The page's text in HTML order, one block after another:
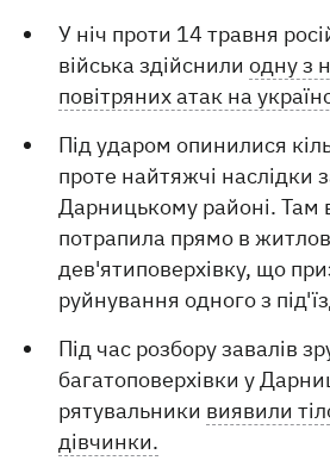
У ніч проти 14 травня
війська здійснилиодну з
повітряних атак на
Під ударом опинилися
проте найтяжчі наслідки
Дарницькому районі. Там
потрапила прямо в
дев'ятиповерхівку, що
руйнування одного з
Під час розбору завалів
багатоповерхівки у
рятувальники виявили
дівчинки.